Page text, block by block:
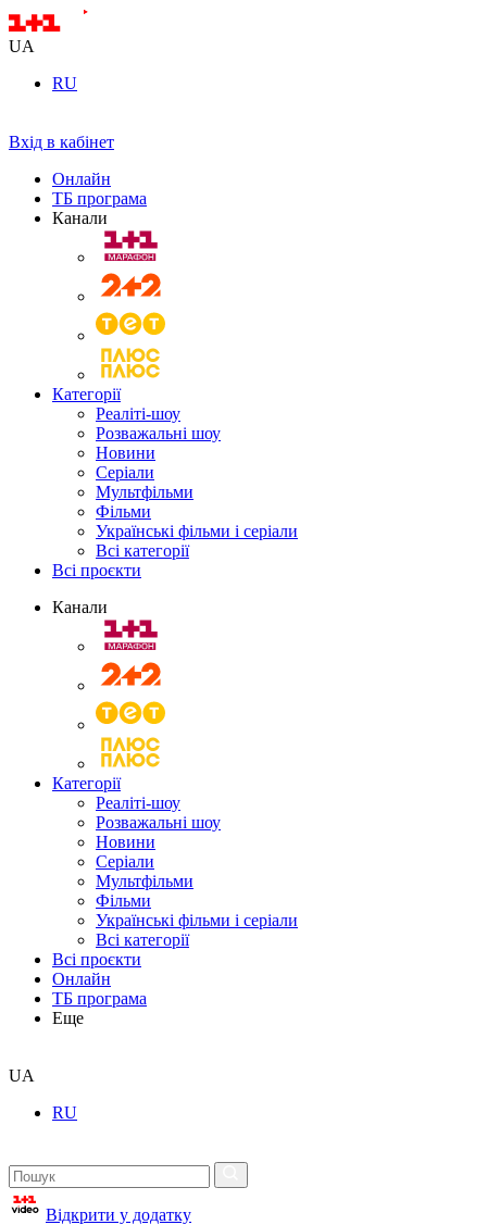
UA
RU
Вхід в кабінет
Онлайн
ТБ програма
Канали
Категорії
Реаліті-шоу
Розважальні шоу
Новини
Серіали
Мультфільми
Фільми
Українські фільми і серіали
Всі категорії
Всі проєкти
Канали
Категорії
Реаліті-шоу
Розважальні шоу
Новини
Серіали
Мультфільми
Фільми
Українські фільми і серіали
Всі категорії
Всі проєкти
Онлайн
ТБ програма
Еще
UA
RU
Відкрити у додатку